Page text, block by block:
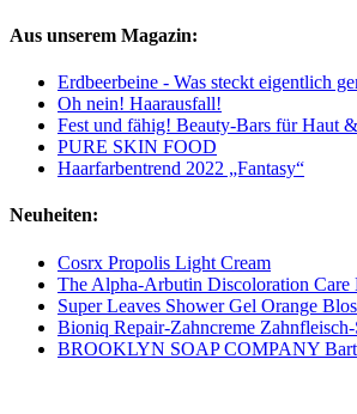
Aus unserem Magazin:
Erdbeerbeine - Was steckt eigentlich
Oh nein! Haarausfall!
Fest und fähig! Beauty-Bars für Haut
PURE SKIN FOOD
Haarfarbentrend 2022 „Fantasy“
Neuheiten:
Cosrx Propolis Light Cream
The Alpha-Arbutin Discoloration Care
Super Leaves Shower Gel Orange
Bioniq Repair-Zahncreme
BROOKLYN SOAP COMPANY